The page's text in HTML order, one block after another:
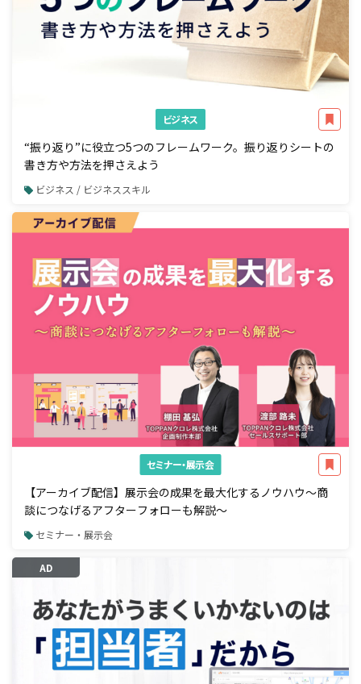
ビジネス
“振り返り”に役立つ5つのフレームワーク。振り返りシートの
書き方や方法を押さえよう
ビジネス / ビジネススキル
セミナー・展示会
【アーカイブ配信】展示会の成果を最大化するノウハウ～商
談につなげるアフターフォローも解説～
セミナー・展示会
AD